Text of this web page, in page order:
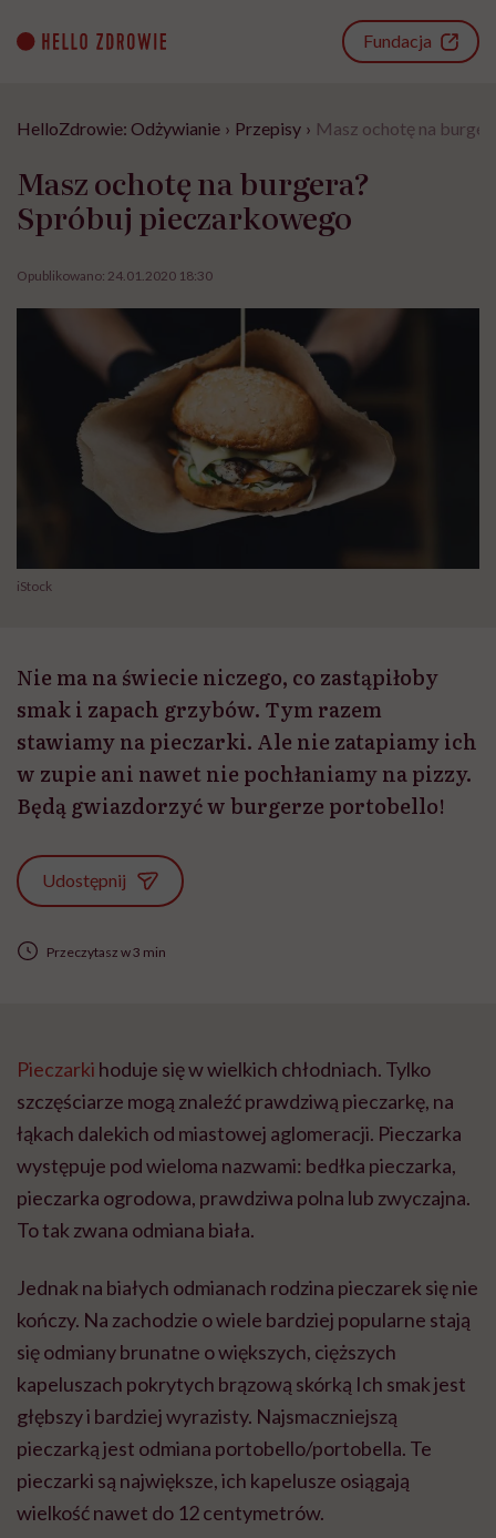
content
Fundacja
HelloZdrowie: Odżywianie › Przepisy › Masz ochotę na
Masz ochotę na burgera?
Spróbuj pieczarkowego
Opublikowano: 24.01.2020 18:30
iStock
Nie ma na świecie niczego, co zastąpiłoby
smak i zapach grzybów. Tym razem
stawiamy na pieczarki. Ale nie zatapiamy ich
w zupie ani nawet nie pochłaniamy na pizzy.
Będą gwiazdorzyć w burgerze portobello!
Udostępnij
Przeczytasz w 3 min
Pieczarki hoduje się w wielkich chłodniach. Tylko
szczęściarze mogą znaleźć prawdziwą pieczarkę, na
łąkach dalekich od miastowej aglomeracji. Pieczarka
występuje pod wieloma nazwami: bedłka pieczarka,
pieczarka ogrodowa, prawdziwa polna lub zwyczajna.
To tak zwana odmiana biała.
Jednak na białych odmianach rodzina pieczarek się nie
kończy. Na zachodzie o wiele bardziej popularne stają
się odmiany brunatne o większych, cięższych
kapeluszach pokrytych brązową skórką Ich smak jest
głębszy i bardziej wyrazisty. Najsmaczniejszą
pieczarką jest odmiana portobello/portobella. Te
pieczarki są największe, ich kapelusze osiągają
wielkość nawet do 12 centymetrów.